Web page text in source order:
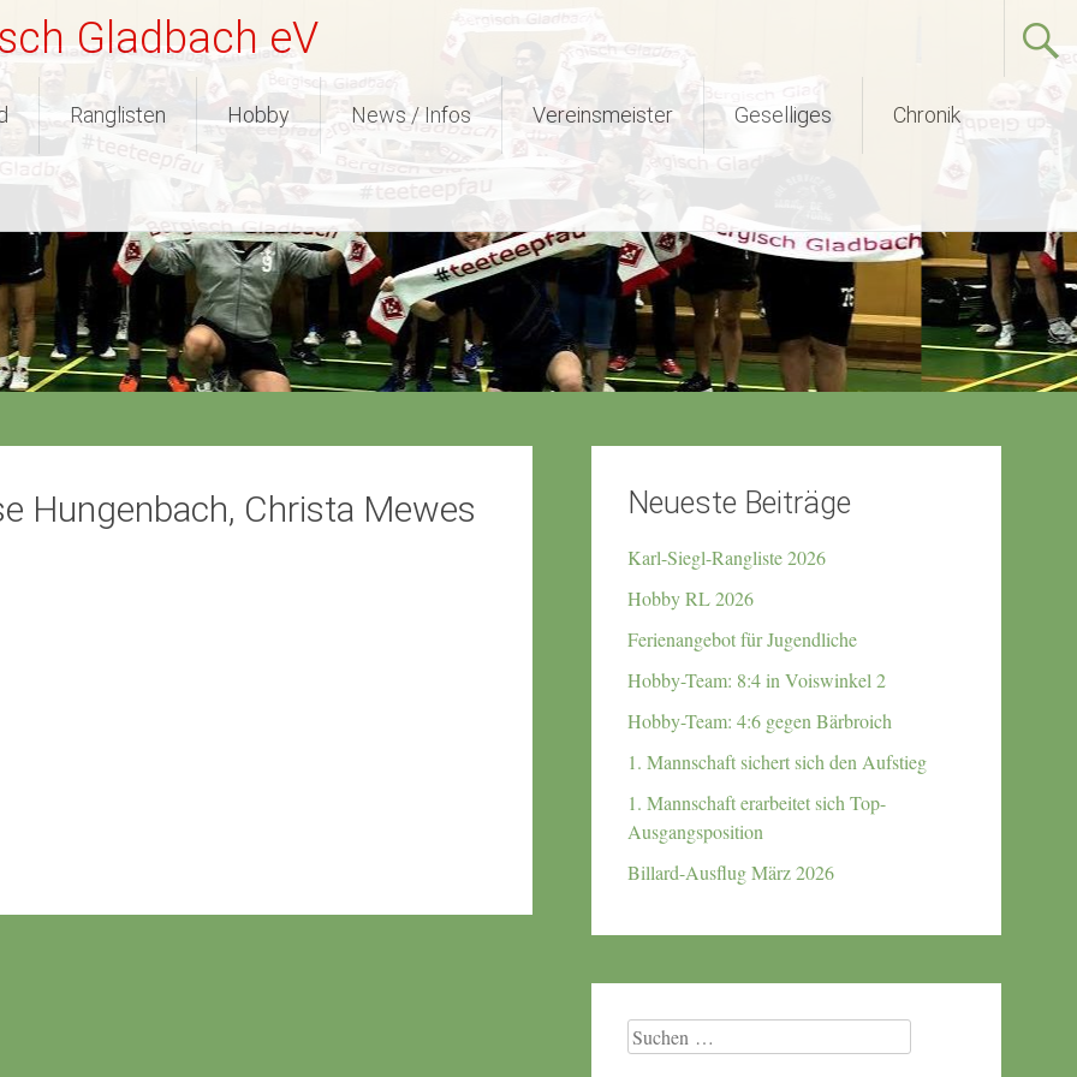
Gladbach eV
Ranglisten Hobby News / Infos Vereinsmeister Geselliges Chronik
Hungenbach, Christa Mewes Neueste Beiträge
Karl-Siegl-Rangliste 2026
Hobby RL 2026
Ferienangebot für Jugendliche
Hobby-Team: 8:4 in Voiswinkel 2
Hobby-Team: 4:6 gegen Bärbroich
1. Mannschaft sichert sich den Aufstieg
1. Mannschaft erarbeitet sich Top-
Ausgangsposition
Billard-Ausflug März 2026
Suchen
nach: